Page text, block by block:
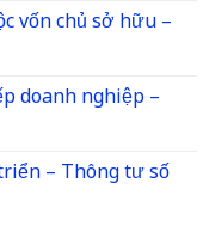
vốn chủ sở hữu –
doanh nghiệp –
– Thông tư số